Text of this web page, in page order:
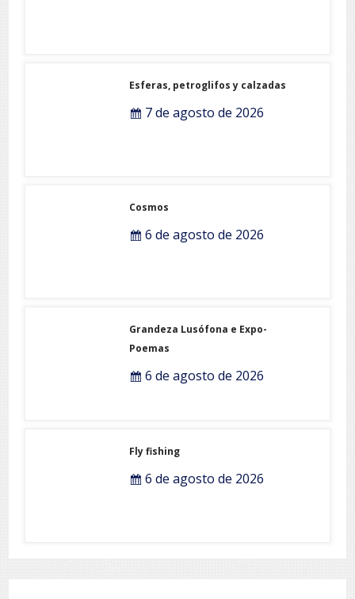
Esferas, petroglifos y calzadas
7 de agosto de 2026
Cosmos
6 de agosto de 2026
Grandeza Lusófona e Expo-
Poemas
6 de agosto de 2026
Fly fishing
6 de agosto de 2026